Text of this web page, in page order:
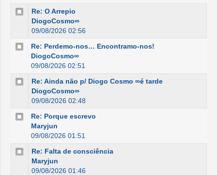
Re: O Arrepio
DiogoCosmo∞
09/08/2026 02:56
Re: Perdemo-nos… Encontramo-nos!
DiogoCosmo∞
09/08/2026 02:51
Re: Ainda não p/ Diogo Cosmo ∞é tarde
DiogoCosmo∞
09/08/2026 02:48
Re: Porque escrevo
Maryjun
09/08/2026 01:51
Re: Falta de consciência
Maryjun
09/08/2026 01:46